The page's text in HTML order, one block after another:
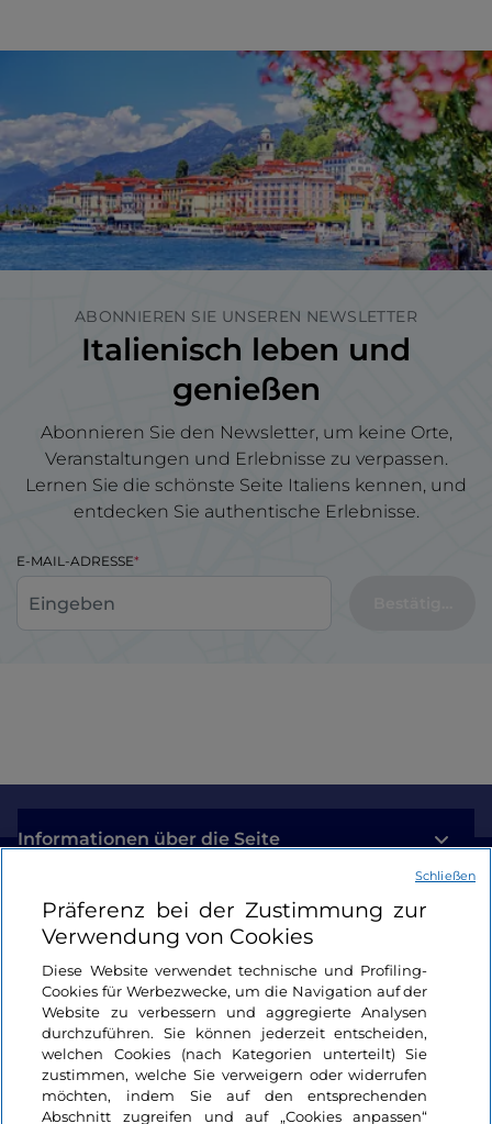
ABONNIEREN SIE UNSEREN NEWSLETTER
Italienisch leben und
genießen
Abonnieren Sie den Newsletter, um keine Orte,
Veranstaltungen und Erlebnisse zu verpassen.
Lernen Sie die schönste Seite Italiens kennen, und
entdecken Sie authentische Erlebnisse.
E-MAIL-ADRESSE
Informationen über die Seite
Nützliche Links
Login
Bleiben wir in Kontakt
Präferenz bei der Zustimmung zur
Verwendung von Cookies
Diese Website verwendet technische und Profiling-
Cookies für Werbezwecke, um die Navigation auf der
Website zu verbessern und aggregierte Analysen
durchzuführen. Sie können jederzeit entscheiden,
welchen Cookies (nach Kategorien unterteilt) Sie
zustimmen, welche Sie verweigern oder widerrufen
möchten, indem Sie auf den entsprechenden
Abschnitt zugreifen und auf „Cookies anpassen“
Schließen